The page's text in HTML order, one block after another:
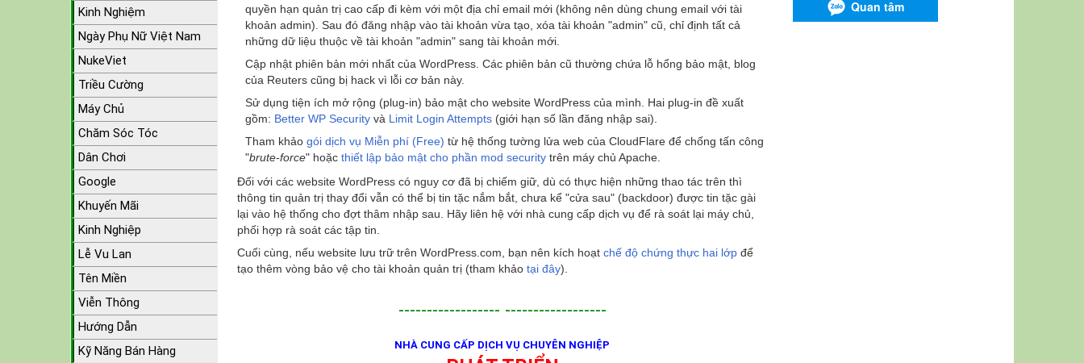
quyền hạn quản trị cao cấp đi kèm với một địa chỉ email mới (không nên dùng chung email với tài
khoản admin). Sau đó đăng nhập vào tài khoản vừa tạo, xóa tài khoản "admin" cũ, chỉ định tất cả
những dữ liệu thuộc về tài khoản "admin" sang tài khoản mới.
Cập nhật phiên bản mới nhất của WordPress. Các phiên bản cũ thường chứa lỗ hổng bảo mật, blog
của Reuters cũng bị hack vì lỗi cơ bản này.
Sử dụng tiện ích mở rộng (plug-in) bảo mật cho website WordPress của mình. Hai plug-in đề xuất
gồm: Better WP Security và Limit Login Attempts (giới hạn số lần đăng nhập sai).
Tham khảogói dịch vụ Miễn phí (Free) từ hệ thống tường lửa web của CloudFlare để chống tấn công
"brute-force" hoặcthiết lập bảo mật cho phần mod security trên máy chủ Apache.
Đối với các website WordPress có nguy cơ đã bị chiếm giữ, dù có thực hiện những thao tác trên thì
thông tin quản trị thay đổi vẫn có thể bị tin tặc nắm bắt, chưa kể "cửa sau" (backdoor) được tin tặc gài
lại vào hệ thống cho đợt thâm nhập sau. Hãy liên hệ với nhà cung cấp dịch vụ để rà soát lại máy chủ,
phối hợp rà soát các tập tin.
Cuối cùng, nếu website lưu trữ trên WordPress.com, bạn nên kích hoạtchế độ chứng thực hai lớp để
tạo thêm vòng bảo vệ cho tài khoản quản trị (tham khảotại đây).
------------------ ------------------
NHÀ CUNG CẤP DỊCH VỤ CHUYÊN NGHIỆP
Kinh Nghiệm
Ngày Phụ Nữ Việt Nam
NukeViet
Triều Cường
Máy Chủ
Chăm Sóc Tóc
Dân Chơi
Google
Khuyến Mãi
Kinh Nghiệp
Lễ Vu Lan
Tên Miền
Viễn Thông
Hướng Dẫn
Kỹ Năng Bán Hàng